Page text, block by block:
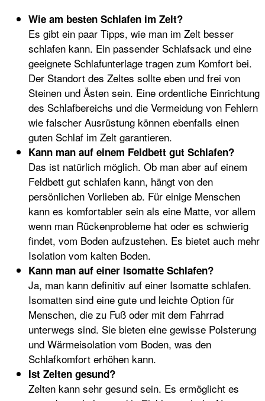
Wie am besten Schlafen im Zelt?
Es gibt ein paar Tipps, wie man im Zelt besser
schlafen kann. Ein passender Schlafsack und eine
geeignete Schlafunterlage tragen zum Komfort bei.
Der Standort des Zeltes sollte eben und frei von
Steinen und Ästen sein. Eine ordentliche Einrichtung
des Schlafbereichs und die Vermeidung von Fehlern
wie falscher Ausrüstung können ebenfalls einen
guten Schlaf im Zelt garantieren.
Kann man auf einem Feldbett gut Schlafen?
Das ist natürlich möglich. Ob man aber auf einem
Feldbett gut schlafen kann, hängt von den
persönlichen Vorlieben ab. Für einige Menschen
kann es komfortabler sein als eine Matte, vor allem
wenn man Rückenprobleme hat oder es schwierig
findet, vom Boden aufzustehen. Es bietet auch mehr
Isolation vom kalten Boden.
Kann man auf einer Isomatte Schlafen?
Ja, man kann definitiv auf einer Isomatte schlafen.
Isomatten sind eine gute und leichte Option für
Menschen, die zu Fuß oder mit dem Fahrrad
unterwegs sind. Sie bieten eine gewisse Polsterung
und Wärmeisolation vom Boden, was den
Schlafkomfort erhöhen kann.
Ist Zelten gesund?
Zelten kann sehr gesund sein. Es ermöglicht es